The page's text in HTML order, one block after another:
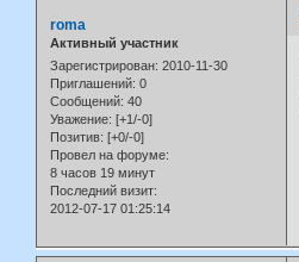
roma
Активный участник
Зарегистрирован: 2010-11-30
Приглашений: 0
Сообщений: 40
Уважение: [+1/-0]
Позитив: [+0/-0]
Провел на форуме:
8 часов 19 минут
Последний визит:
2012-07-17 01:25:14